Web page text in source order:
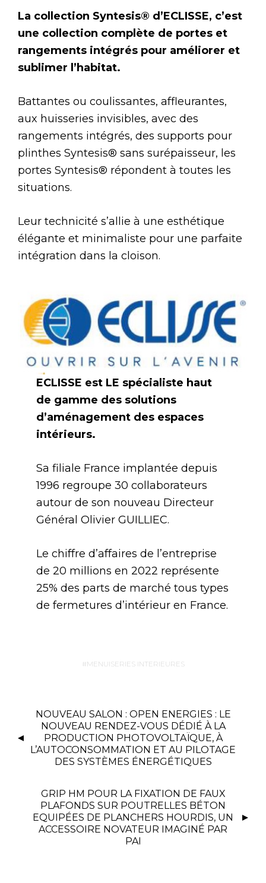
La collection Syntesis® d’ECLISSE, c’est
une collection complète de portes et
rangements intégrés pour améliorer et
sublimer l’habitat.
Battantes ou coulissantes, affleurantes,
aux huisseries invisibles, avec des
rangements intégrés, des supports pour
plinthes Syntesis® sans surépaisseur, les
portes Syntesis® répondent à toutes les
situations.
Leur technicité s’allie à une esthétique
élégante et minimaliste pour une parfaite
intégration dans la cloison.
ECLISSE est LE spécialiste haut
de gamme des solutions
d’aménagement des espaces
intérieurs.
Sa filiale France implantée depuis
1996 regroupe 30 collaborateurs
autour de son nouveau Directeur
Général Olivier GUILLIEC.
Le chiffre d’affaires de l’entreprise
de 20 millions en 2022 représente
25% des parts de marché tous types
de fermetures d’intérieur en France.
MENUISERIES INTERIEURES
NOUVEAU SALON : OPEN ENERGIES : LE
NOUVEAU RENDEZ-VOUS DÉDIÉ À LA
PRODUCTION PHOTOVOLTAÏQUE, À
L’AUTOCONSOMMATION ET AU PILOTAGE
DES SYSTÈMES ÉNERGÉTIQUES
GRIP HM POUR LA FIXATION DE FAUX
PLAFONDS SUR POUTRELLES BÉTON
EQUIPÉES DE PLANCHERS HOURDIS, UN
ACCESSOIRE NOVATEUR IMAGINÉ PAR
PAI